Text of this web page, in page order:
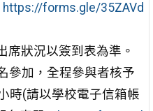
https://forms.gle/35ZAVd
席狀況以簽到表為準。
參加，全程參與者核予
時(請以學校電子信箱帳